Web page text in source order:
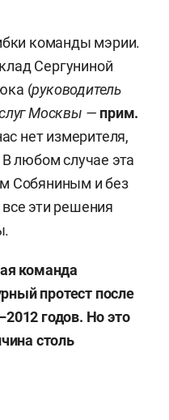
команды мэрии.
Сергуниной
(руководитель
Москвы — прим.
нет измерителя,
любом случае эта
Собяниным и без
эти решения
команда
протест после
годов. Но это
столь